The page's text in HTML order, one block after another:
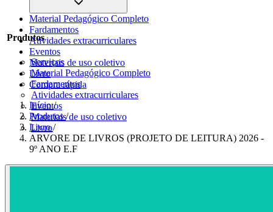
Produtos
Serviços
Material Pedagógico Completo
Fardamentos
Atividades extracurriculares
Eventos
Materiais de uso coletivo
Livro
Material Pedagógico Completo
Fardamentos
Atividades extracurriculares
Eventos
Materiais de uso coletivo
Livro
Compra rápida
Início/
Produtos/
Livro/
ARVORE DE LIVROS (PROJETO DE LEITURA) 2026 -
9º ANO E.F